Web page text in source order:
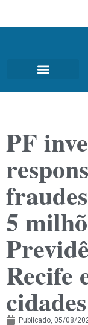
PF
5
Recife
cidades
Publicado, 05/08/